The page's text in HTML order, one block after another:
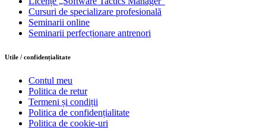
Cursuri de specializare profesională
Seminarii online
Seminarii perfecționare antrenori
Utile / confidențialitate
Contul meu
Politica de retur
Termeni și condiții
Politica de confidențialitate
Politica de cookie-uri